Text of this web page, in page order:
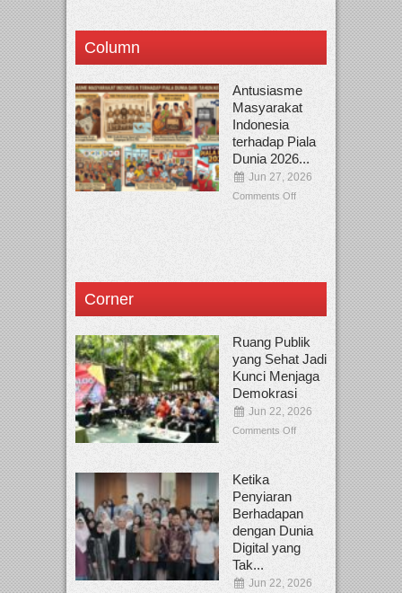
Column
Antusiasme
Masyarakat
Indonesia
terhadap Piala
Dunia 2026...
Jun 27, 2026
Comments Off
Corner
Ruang Publik
yang Sehat Jadi
Kunci Menjaga
Demokrasi
Jun 22, 2026
Comments Off
Ketika
Penyiaran
Berhadapan
dengan Dunia
Digital yang
Tak...
Jun 22, 2026